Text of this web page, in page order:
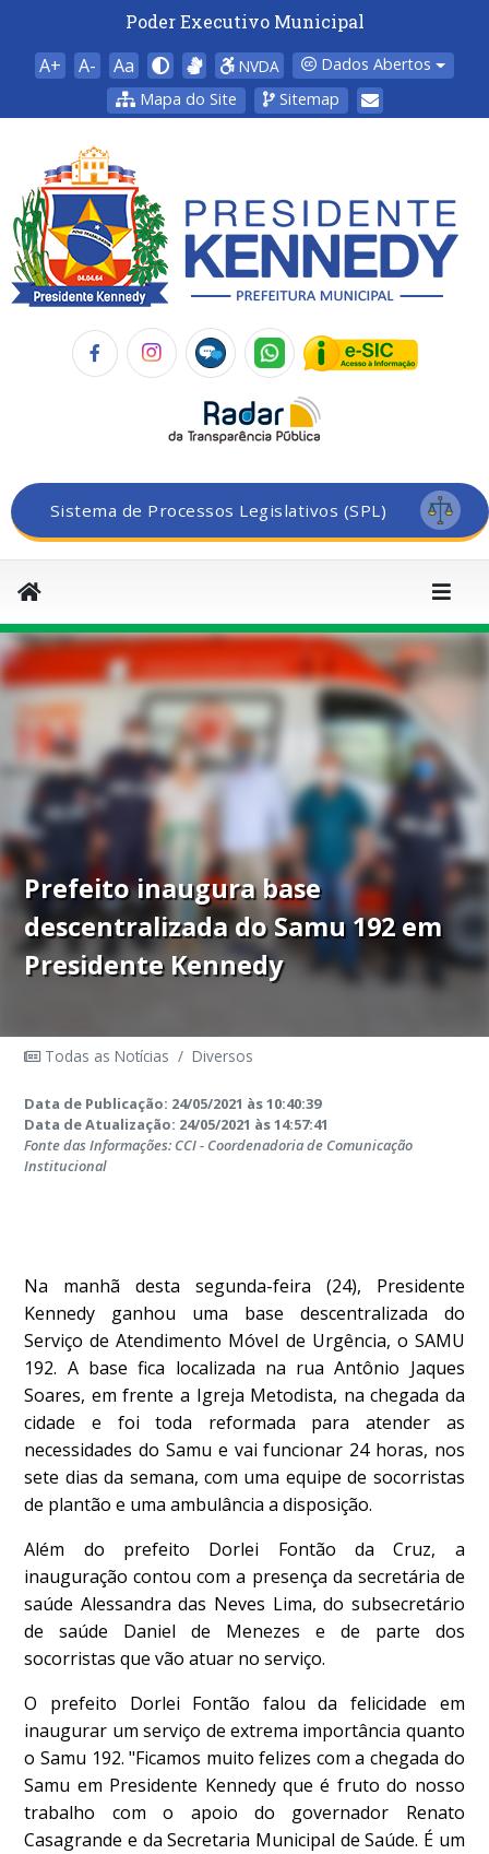
Poder Executivo Municipal
A+ A- Aa NVDA
Dados Abertos
Mapa do Site
Sitemap
Sistema de Processos Legislativos (SPL)
Prefeito inaugura base
descentralizada do Samu 192 em
Presidente Kennedy
Todas as Notícias / Diversos
Data de Publicação: 24/05/2021 às 10:40:39
Data de Atualização: 24/05/2021 às 14:57:41
Fonte das Informações: CCI - Coordenadoria de Comunicação
Institucional
Na manhã desta segunda-feira (24), Presidente
Kennedy ganhou uma base descentralizada do
Serviço de Atendimento Móvel de Urgência, o SAMU
192. A base fica localizada na rua Antônio Jaques
Soares, em frente a Igreja Metodista, na chegada da
cidade e foi toda reformada para atender as
necessidades do Samu e vai funcionar 24 horas, nos
sete dias da semana, com uma equipe de socorristas
de plantão e uma ambulância a disposição.
Além do prefeito Dorlei Fontão da Cruz, a
inauguração contou com a presença da secretária de
saúde Alessandra das Neves Lima, do subsecretário
de saúde Daniel de Menezes e de parte dos
socorristas que vão atuar no serviço.
O prefeito Dorlei Fontão falou da felicidade em
inaugurar um serviço de extrema importância quanto
o Samu 192. "Ficamos muito felizes com a chegada do
Samu em Presidente Kennedy que é fruto do nosso
trabalho com o apoio do governador Renato
Casagrande e da Secretaria Municipal de Saúde. É um